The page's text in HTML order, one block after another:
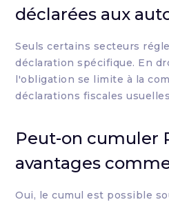
déclarées aux
Seuls certains secteurs
déclaration spécifique. En
l'obligation se limite à la
déclarations fiscales
Peut-on cumuler
avantages
Oui, le cumul est possible